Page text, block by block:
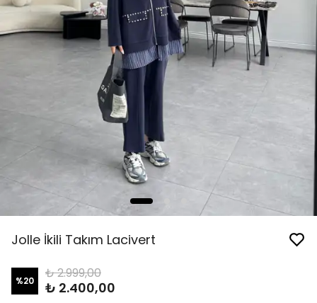
Jolle İkili Takım Lacivert
%20 ₺ 2.999,00
₺ 2.400,00